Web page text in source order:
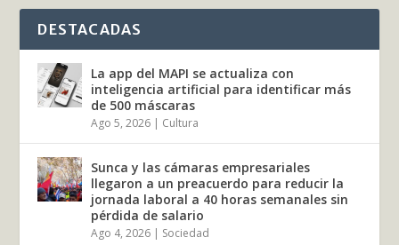
DESTACADAS
La app del MAPI se actualiza con
inteligencia artificial para identificar más
de 500 máscaras
Ago 5, 2026 | Cultura
Sunca y las cámaras empresariales
llegaron a un preacuerdo para reducir la
jornada laboral a 40 horas semanales sin
pérdida de salario
Ago 4, 2026 | Sociedad